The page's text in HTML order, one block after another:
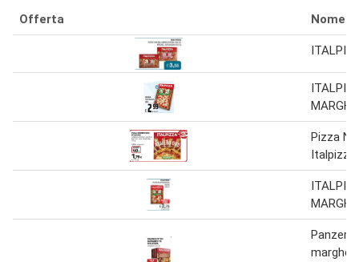
Offerta Nome
Pizza
Italpizza